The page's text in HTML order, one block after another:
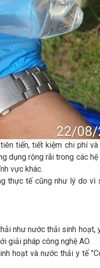
tiến, tiết kiệm chi phí
dụng rộng rãi trong các
vực khác.
thực tế cũng như lý do vì
như nước thải sinh hoạt,
giải pháp công nghệ AO.
hoạt và nước thải y tế